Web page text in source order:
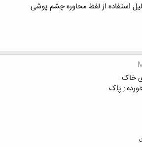
استفاده از لفظ محاوره چشم پوشی
خاک
; پاک